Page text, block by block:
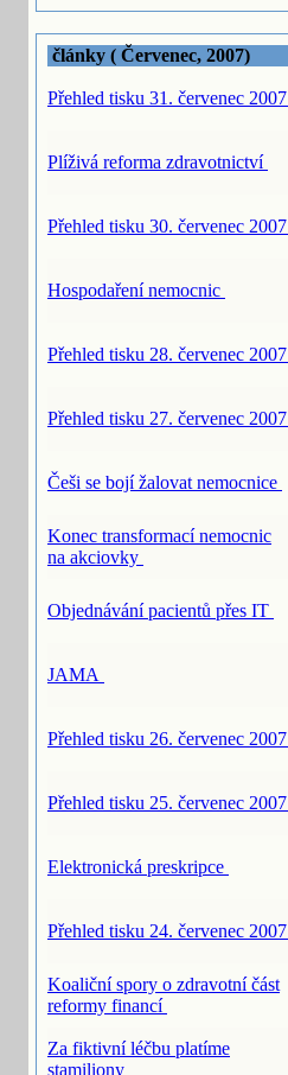
články ( Červenec, 2007)
Přehled tisku 31. červenec 2007
Plíživá reforma zdravotnictví
Přehled tisku 30. červenec 2007
Hospodaření nemocnic
Přehled tisku 28. červenec 2007
Přehled tisku 27. červenec 2007
Češi se bojí žalovat nemocnice
Konec transformací nemocnic
na akciovky
Objednávání pacientů přes IT
JAMA
Přehled tisku 26. červenec 2007
Přehled tisku 25. červenec 2007
Elektronická preskripce
Přehled tisku 24. červenec 2007
Koaliční spory o zdravotní část
reformy financí
Za fiktivní léčbu platíme
stamiliony